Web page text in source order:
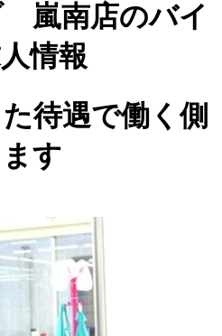
嵐南店のバイ
情報
待遇で働く側
す